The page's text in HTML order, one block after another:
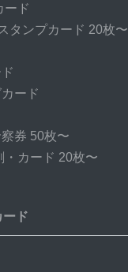
ード
タンプカード 20枚〜
ード
券 50枚〜
・カード 20枚〜
ード